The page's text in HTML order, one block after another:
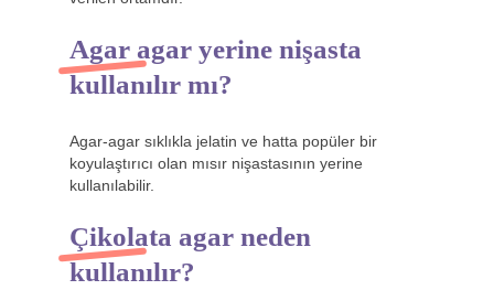
Agar agar yerine nişasta
kullanılır mı?
Agar-agar sıklıkla jelatin ve hatta popüler bir
koyulaştırıcı olan mısır nişastasının yerine
kullanılabilir.
Çikolata agar neden
kullanılır?